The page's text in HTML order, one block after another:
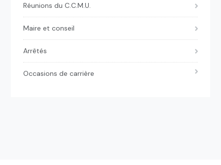
Réunions du C.C.M.U.
Maire et conseil
Arrêtés
Occasions de carrière